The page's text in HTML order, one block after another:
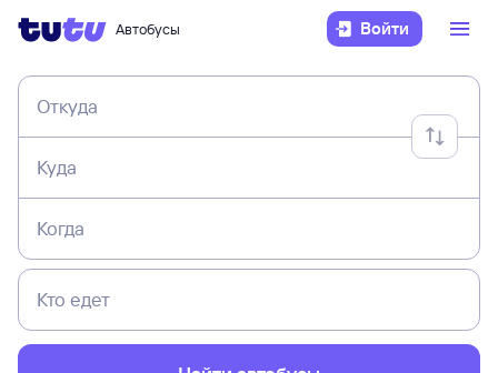
Автобусы Войти
Откуда
Куда
Когда
Кто едет